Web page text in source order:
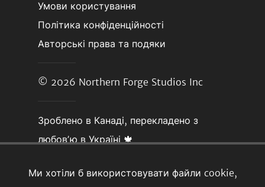
Ми хотіли б використовувати файли cookie,
Умови користування
Політика конфіденційності
Авторські права та подяки
© 2026 Northern Forge Studios Inc
Зроблено в Канаді, перекладено з
любовʼю в Україні 🍁